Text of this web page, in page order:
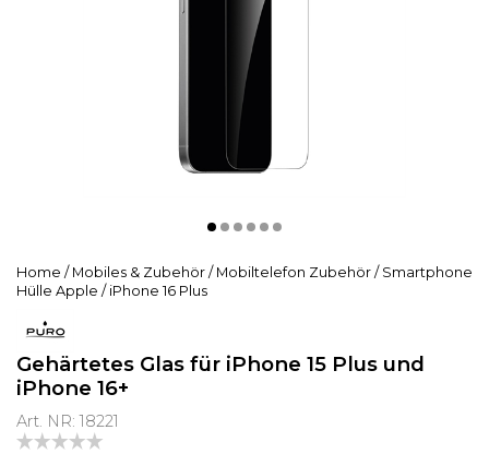
Home / Mobiles & Zubehör / Mobiltelefon Zubehör / Smartphone
Hülle Apple / iPhone 16 Plus
Gehärtetes Glas für iPhone 15 Plus und
iPhone 16+
Art. NR: 18221